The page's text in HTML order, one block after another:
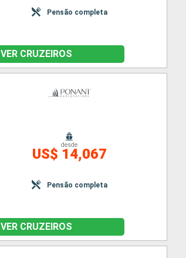
Pensão completa
VER CRUZEIROS
desde
US$ 14,067
Pensão completa
VER CRUZEIROS